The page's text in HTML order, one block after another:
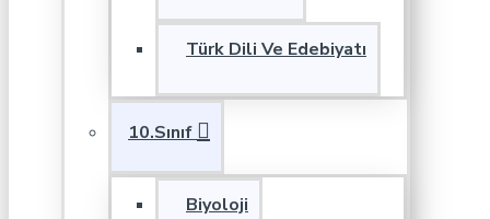
Türk Dili Ve Edebiyatı
10.Sınıf
Biyoloji